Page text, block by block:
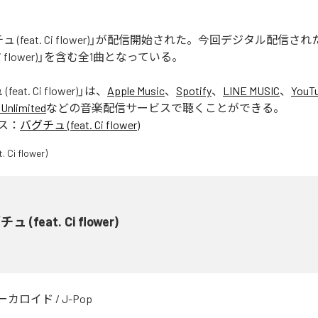
ュ (feat. Ci flower)」が配信開始された。今回デジタル配信され
」を含む全1曲となっている。
(feat. Ci flower) 」は、 Apple Music、 Spotify、 LINE MUSIC、
などの音楽配信サービスで聴くことができる。
： バグチュ (feat. Ci flower)
ュ (feat. Ci flower)
カロイド / J-Pop